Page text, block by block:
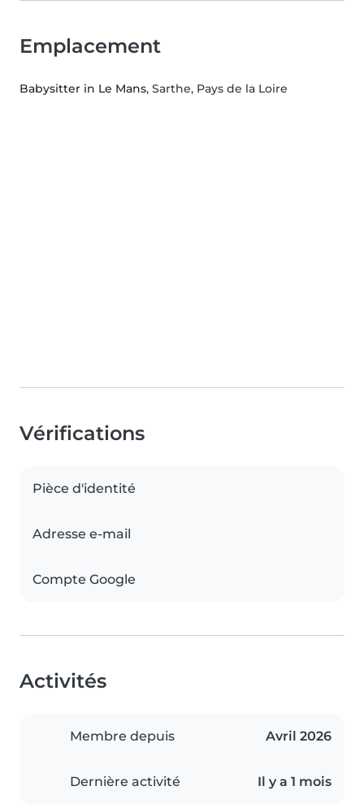
Emplacement
Babysitter in Le Mans, Sarthe, Pays de la Loire
Vérifications
Pièce d'identité
Adresse e-mail
Compte Google
Activités
Membre depuis Avril 2026
Dernière activité Il y a 1 mois